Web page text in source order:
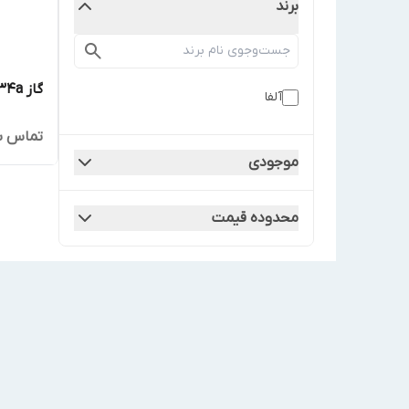
برند
آلفا
موجودی
محدوده قیمت
گاز R134a آلفا
تماس